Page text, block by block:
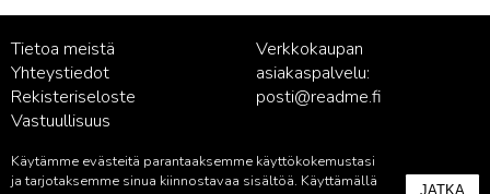
Tietoa meistä
Yhteystiedot
Rekisteriseloste
Vastuullisuus
Verkkokaupan
asiakaspalvelu:
posti@readme.fi
Kustantamon asiakaspalvelu:
Käytämme evästeitä parantaaksemme käyttökokemustasi
ja tarjotaksemme sinua kiinnostavaa sisältöä. Käyttämällä
JATKA